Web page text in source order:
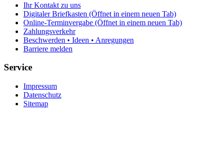
Ihr Kontakt zu uns
Digitaler Briefkasten (Öffnet in einem neuen Tab)
Online-Terminvergabe (Öffnet in einem neuen Tab)
Zahlungsverkehr
Beschwerden • Ideen • Anregungen
Barriere melden
Service
Impressum
Datenschutz
Sitemap